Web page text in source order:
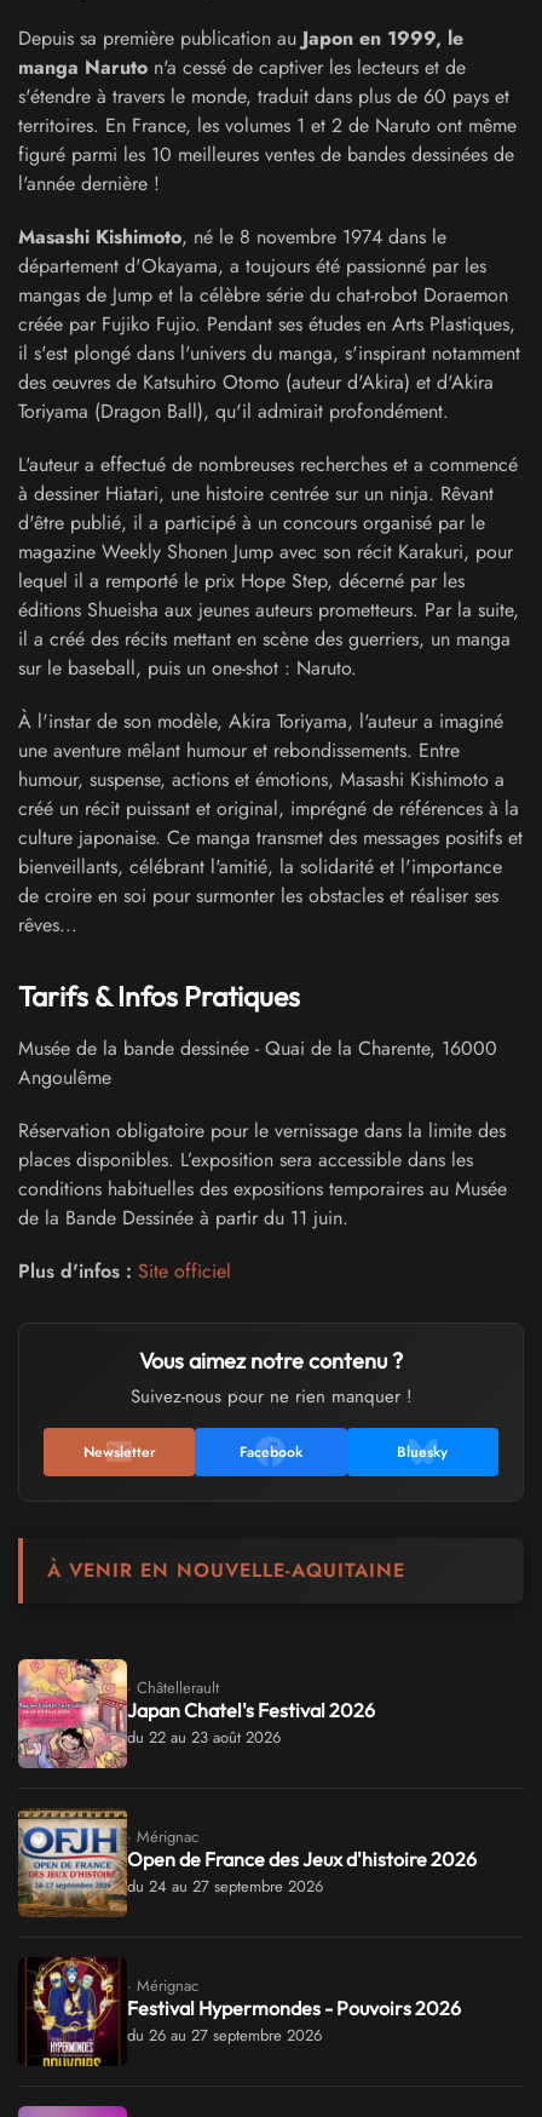
Depuis sa première publication au Japon en 1999, le
manga Naruto n'a cessé de captiver les lecteurs et de
s'étendre à travers le monde, traduit dans plus de 60 pays et
territoires. En France, les volumes 1 et 2 de Naruto ont même
figuré parmi les 10 meilleures ventes de bandes dessinées de
l'année dernière !
Masashi Kishimoto, né le 8 novembre 1974 dans le
département d'Okayama, a toujours été passionné par les
mangas de Jump et la célèbre série du chat-robot Doraemon
créée par Fujiko Fujio. Pendant ses études en Arts Plastiques,
il s'est plongé dans l'univers du manga, s'inspirant notamment
des œuvres de Katsuhiro Otomo (auteur d'Akira) et d'Akira
Toriyama (Dragon Ball), qu'il admirait profondément.
L'auteur a effectué de nombreuses recherches et a commencé
à dessiner Hiatari, une histoire centrée sur un ninja. Rêvant
d'être publié, il a participé à un concours organisé par le
magazine Weekly Shonen Jump avec son récit Karakuri, pour
lequel il a remporté le prix Hope Step, décerné par les
éditions Shueisha aux jeunes auteurs prometteurs. Par la suite,
il a créé des récits mettant en scène des guerriers, un manga
sur le baseball, puis un one-shot : Naruto.
À l'instar de son modèle, Akira Toriyama, l'auteur a imaginé
une aventure mêlant humour et rebondissements. Entre
humour, suspense, actions et émotions, Masashi Kishimoto a
créé un récit puissant et original, imprégné de références à la
culture japonaise. Ce manga transmet des messages positifs et
bienveillants, célébrant l'amitié, la solidarité et l'importance
de croire en soi pour surmonter les obstacles et réaliser ses
rêves...
Tarifs & Infos Pratiques
Musée de la bande dessinée -Quai de la Charente, 16000
Angoulême
Réservation obligatoire pour le vernissage dans la limite des
places disponibles. L’exposition sera accessible dans les
conditions habituelles des expositions temporaires au Musée
de la Bande Dessinée à partir du 11 juin.
Plus d'infos : Site officiel
Vous aimez notre contenu ?
Suivez-nous pour ne rien manquer !
Newsletter Facebook Bluesky
À VENIR EN NOUVELLE-AQUITAINE
· Châtellerault
Japan Chatel's Festival 2026
du 22 au 23 août 2026
· Mérignac
Open de France des Jeux d'histoire 2026
du 24 au 27 septembre 2026
· Mérignac
Festival Hypermondes - Pouvoirs 2026
du 26 au 27 septembre 2026